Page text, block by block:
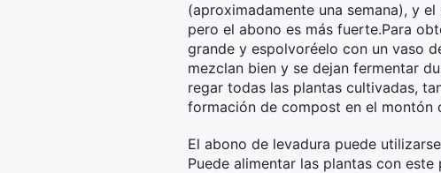
(aproximadamente una semana), y
pero el abono es más fuerte.Para
grande y espolvoréelo con un vaso
mezclan bien y se dejan fermentar
regar todas las plantas cultivadas,
formación de compost en el montón
El abono de levadura puede
Puede alimentar las plantas con